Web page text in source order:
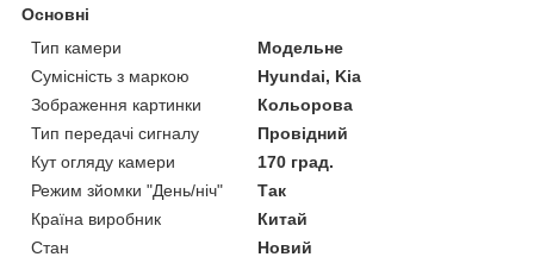
Основні
Тип камери
Модельне
Сумісність з маркою
Hyundai, Kia
Зображення картинки
Кольорова
Тип передачі сигналу
Провідний
Кут огляду камери
170 град.
Режим зйомки "День/ніч"
Так
Країна виробник
Китай
Стан
Новий